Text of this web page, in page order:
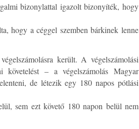
bizonylattal igazolt bizonyíték, hogy
hogy a céggel szemben bárkinek lenne
került. A végelszámolási
– a végelszámolás Magyar
de létezik egy 180 napos pótlási
sem ezt követő 180 napon belül nem